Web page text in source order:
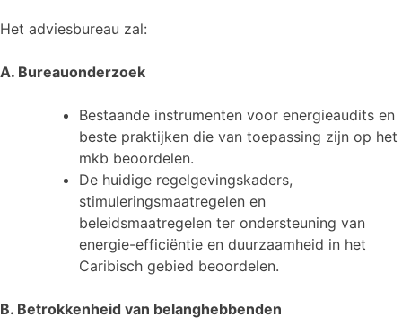
Het adviesbureau zal:
A. Bureauonderzoek
Bestaande instrumenten voor energieaudits en
beste praktijken die van toepassing zijn op het
mkb beoordelen.
De huidige regelgevingskaders,
stimuleringsmaatregelen en
beleidsmaatregelen ter ondersteuning van
energie-efficiëntie en duurzaamheid in het
Caribisch gebied beoordelen.
B. Betrokkenheid van belanghebbenden